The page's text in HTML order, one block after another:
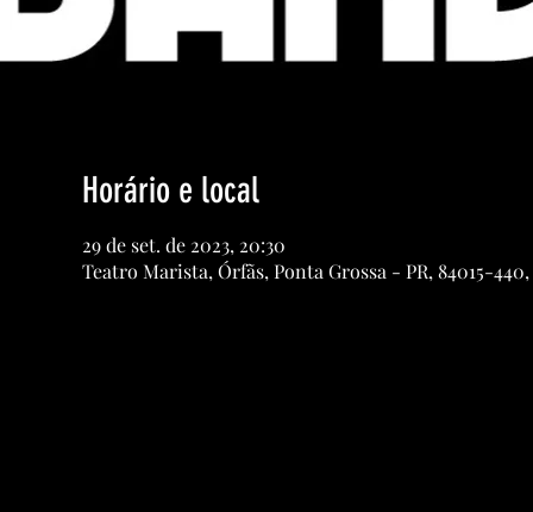
Horário e local
29 de set. de 2023, 20:30
Teatro Marista, Órfãs, Ponta Grossa - PR, 84015-